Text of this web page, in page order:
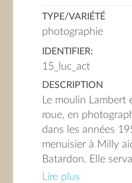
TYPE/VARIÉTÉ
photographie
IDENTIFIER:
15_luc_act
DESCRIPTION
Le moulin Lambert
roue, en
dans les années
menuisier à Milly
Batardon. Elle
fonctionnement
Lire plus